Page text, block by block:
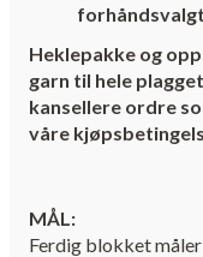
Heklepakke og
garn til hele
kansellere ordre
våre
MÅL:
Ferdig blokket